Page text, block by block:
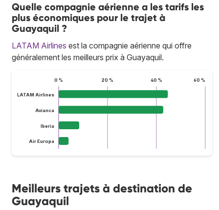
Quelle compagnie aérienne a les tarifs les
plus économiques pour le trajet à
Guayaquil ?
LATAM Airlines est la compagnie aérienne qui offre
généralement les meilleurs prix à Guayaquil.
0 % 20 % 40 % 60 %
LATAM Airlines
Avianca
Iberia
Air Europa
Meilleurs trajets à destination de
Guayaquil